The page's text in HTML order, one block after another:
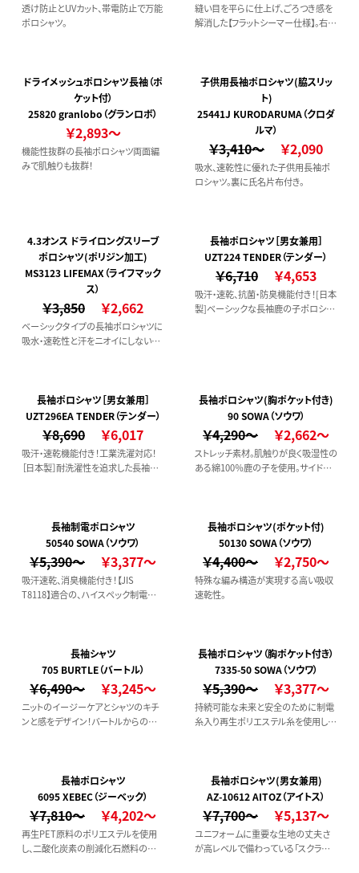
透け防止とUVカット、帯電防止で万能
ポロシャツ。
縫い目を平らに仕上げ、ごろつき感を
解消した【フラットシーマー仕様】。右胸
ドライメッシュポロシャツ長袖（ポ
ケット付）
25820 granlobo（グランロボ）
￥2,893～
機能性抜群の長袖ポロシャツ両面編
みで肌触りも抜群！
子供用長袖ポロシャツ(脇スリッ
ト)
25441J KURODARUMA（クロダ
ルマ）
￥3,410～ ￥2,090
吸水、速乾性に優れた子供用長袖ポ
ロシャツ。裏に氏名片布付き。
4.3オンス ドライロングスリーブ
ポロシャツ(ポリジン加工)
MS3123 LIFEMAX（ライフマック
ス）
￥3,850 ￥2,662
ベーシックタイプの長袖ポロシャツに
吸水・速乾性と汗をニオイにしないポ
長袖ポロシャツ［男女兼用］
UZT224 TENDER（テンダー）
￥6,710 ￥4,653
吸汗・速乾、抗菌・防臭機能付き！[日本
製]ベーシックな長袖鹿の子ポロシャ
長袖ポロシャツ［男女兼用］
UZT296EA TENDER（テンダー）
￥8,690 ￥6,017
吸汗・速乾機能付き！工業洗濯対応！
［日本製］耐洗濯性を追求した長袖ポ
長袖ポロシャツ(胸ポケット付き)
90 SOWA（ソウワ）
￥4,290～ ￥2,662～
ストレッチ素材。肌触りが良く吸湿性の
ある綿100％鹿の子を使用。サイドス
長袖制電ポロシャツ
50540 SOWA（ソウワ）
￥5,390～ ￥3,377～
吸汗速乾、消臭機能付き！【JIS
T8118】適合の、ハイスペック制電長
長袖ポロシャツ(ポケット付)
50130 SOWA（ソウワ）
￥4,400～ ￥2,750～
特殊な編み構造が実現する高い吸収
速乾性。
長袖シャツ
705 BURTLE（バートル）
￥6,490～ ￥3,245～
ニットのイージーケアとシャツのキチ
ンと感をデザイン！バートルからの新
長袖ポロシャツ（胸ポケット付き）
7335-50 SOWA（ソウワ）
￥5,390～ ￥3,377～
持続可能な未来と安全のために制電
糸入り再生ポリエステル糸を使用した
による続くドライ感で不快なニオイを
軽減するデオドラントテープ付きです。
長袖ポロシャツ
6095 XEBEC（ジーベック）
￥7,810～ ￥4,202～
再生PET原料のポリエステルを使用
し、二酸化炭素の削減化石燃料の使
長袖ポロシャツ(男女兼用)
AZ-10612 AITOZ（アイトス）
￥7,700～ ￥5,137～
ユニフォームに重要な生地の丈夫さ
が高レベルで備わっている「スクラムテ